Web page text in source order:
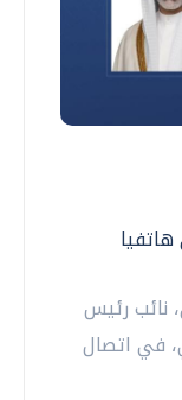
هاتفيا
نائب رئيس
في اتصال